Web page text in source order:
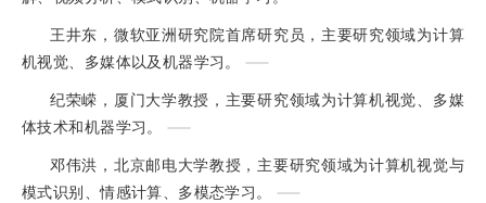
王井东，微软亚洲研究院首席研究员，主要研究领域为计算
机视觉、多媒体以及机器学习。
纪荣嵘，厦门大学教授，主要研究领域为计算机视觉、多媒
体技术和机器学习。
邓伟洪，北京邮电大学教授，主要研究领域为计算机视觉与
模式识别、情感计算、多模态学习。